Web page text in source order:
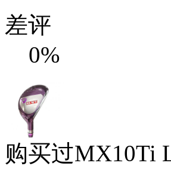
差评
0%
购买过MX10Ti